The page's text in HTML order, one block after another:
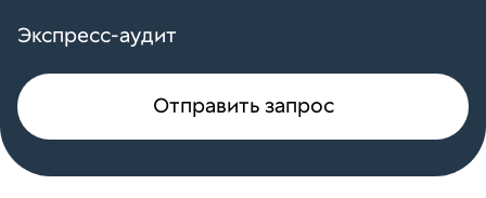
Экспресс-аудит
Отправить запрос